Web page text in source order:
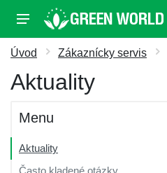
Úvod Zákaznícky servis
Aktuality
Menu
Aktuality
Často kladené otázky